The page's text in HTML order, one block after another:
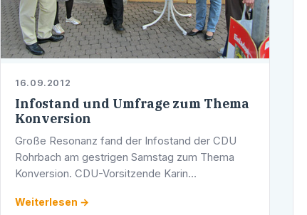
16.09.2012
Infostand und Umfrage zum Thema
Konversion
Große Resonanz fand der Infostand der CDU
Rohrbach am gestrigen Samstag zum Thema
Konversion. CDU-Vorsitzende Karin
anderem Eyke Peveling, der Kreisvorsitzende
Weiterlesen →